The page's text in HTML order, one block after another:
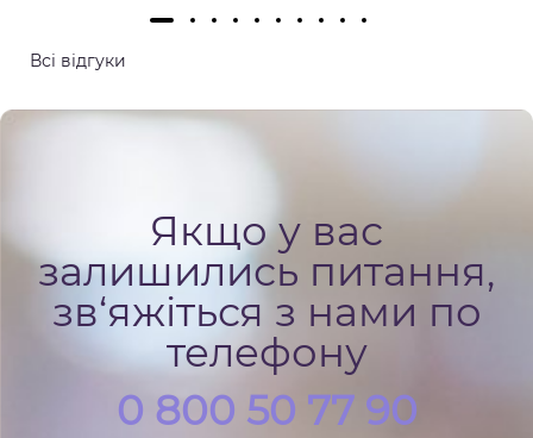
клініку хочеться і не страшно повертатися. Ще
хочу відмітити , що в клініці дуже чисто та
пацієнта.
Всі відгуки
Якщо у вас
залишились питання,
зв‘яжіться з нами по
телефону
0 800 50 77 90